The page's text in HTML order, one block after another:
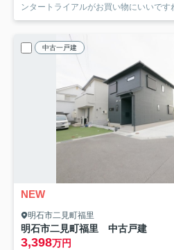
ンタートライアルがお買い物にいいです
中古一戸建
NEW
明石市二見町福里
明石市二見町福里 中古戸建
3,398万円